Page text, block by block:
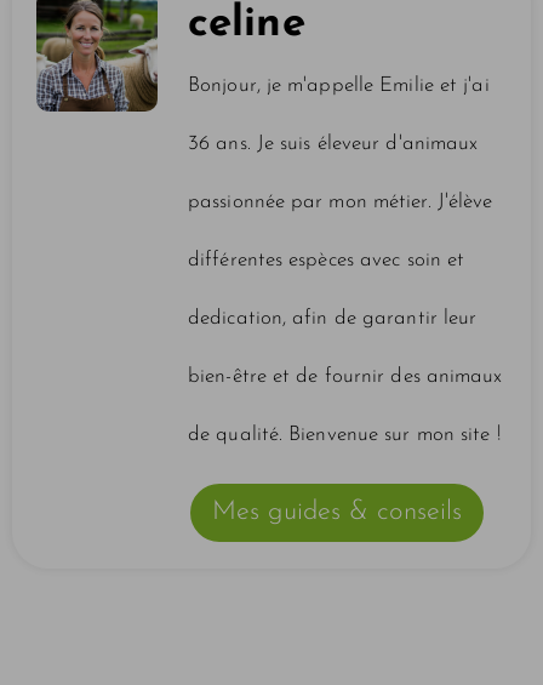
celine
Bonjour, je m'appelle Emilie et j'ai
36 ans. Je suis éleveur d'animaux
passionnée par mon métier. J'élève
différentes espèces avec soin et
dedication, afin de garantir leur
bien-être et de fournir des animaux
de qualité. Bienvenue sur mon site !
Mes guides & conseils